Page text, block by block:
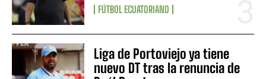
FÚTBOL ECUATORIANO
Liga de Portoviejo ya tiene
nuevo DT tras la renuncia de